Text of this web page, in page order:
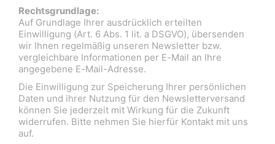
Rechtsgrundlage:
Auf Grundlage Ihrer ausdrücklich erteilten
Einwilligung (Art. 6 Abs. 1 lit. a DSGVO), übersenden
wir Ihnen regelmäßig unseren Newsletter bzw.
vergleichbare Informationen per E-Mail an Ihre
angegebene E-Mail-Adresse.
Die Einwilligung zur Speicherung Ihrer persönlichen
Daten und ihrer Nutzung für den Newsletterversand
können Sie jederzeit mit Wirkung für die Zukunft
widerrufen. Bitte nehmen Sie hierfür Kontakt mit uns
auf.